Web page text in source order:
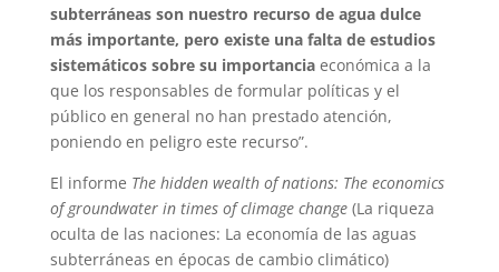
subterráneas son nuestro recurso de agua dulce
más importante, pero existe una falta de estudios
sistemáticos sobre su importanciaeconómica a la
que los responsables de formular políticas y el
público en general no han prestado atención,
poniendo en peligro este recurso”.
El informe The hidden wealth of nations: The economics
of groundwater in times of climage change(La riqueza
oculta de las naciones: La economía de las aguas
subterráneas en épocas de cambio climático)